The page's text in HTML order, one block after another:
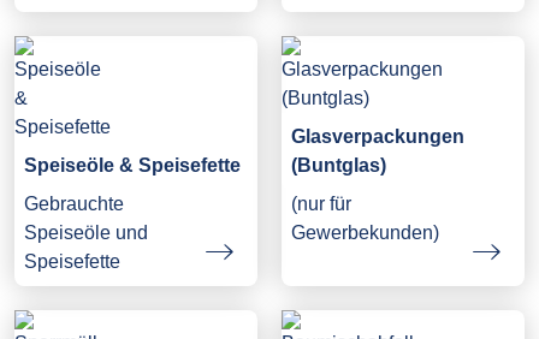
Speiseöle & Speisefette
Gebrauchte
Speiseöle und
Speisefette
Glasverpackungen
(Buntglas)
(nur für
Gewerbekunden)